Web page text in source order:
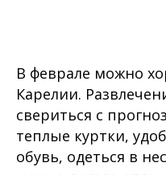
В феврале можно
Карелии.
свериться с
теплые куртки,
обувь, одеться в